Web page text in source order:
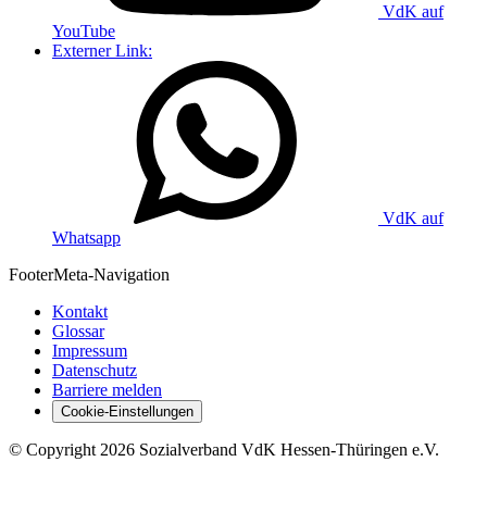
VdK auf
YouTube
Externer Link:
VdK auf
Whatsapp
FooterMeta-Navigation
Kontakt
Glossar
Impressum
Datenschutz
Barriere melden
Cookie-Einstellungen
© Copyright 2026 Sozialverband VdK Hessen-Thüringen e.V.